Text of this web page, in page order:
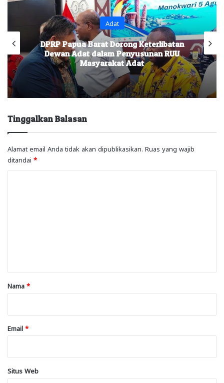
Adat
DPRP Papua Barat Dorong Keterlibatan
Dewan Adat dalam Penyusunan RUU
Masyarakat Adat
Tinggalkan Balasan
Alamat email Anda tidak akan dipublikasikan. Ruas yang wajib
ditandai *
rNama *
Email *
Situs Web